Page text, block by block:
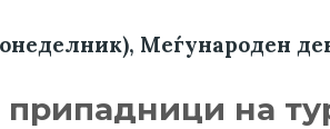
Меѓународен
припадници на